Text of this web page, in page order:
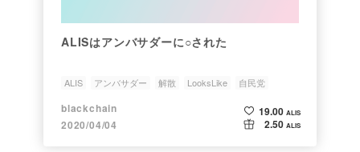
ALISはアンバサダーに○された
ALIS アンバサダー 解散 LooksLike 自民党
blackchain
2020/04/04
19.00 ALIS
2.50 ALIS